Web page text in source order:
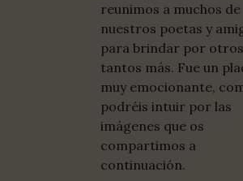
reunimos a muchos de
nuestros poetas y
para brindar por otros
tantos más. Fue un
muy emocionante,
podréis intuir por las
imágenes que os
compartimos a
continuación.